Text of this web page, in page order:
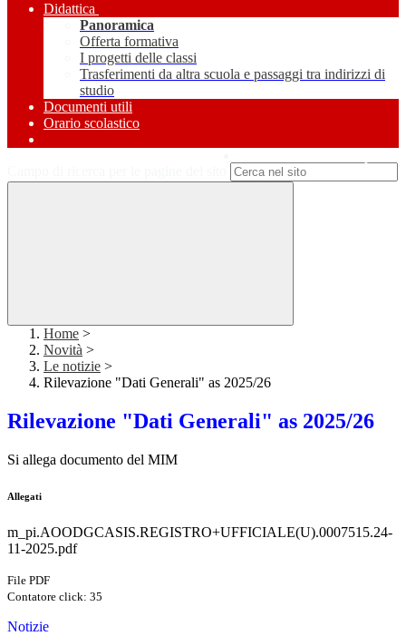
Didattica
Panoramica
Offerta formativa
I progetti delle classi
Trasferimenti da altra scuola e passaggi tra indirizzi di
studio
Documenti utili
Orario scolastico
Home >
Novità >
Le notizie >
Rilevazione "Dati Generali" as 2025/26
Rilevazione "Dati Generali" as 2025/26
Si allega documento del MIM
Allegati
m_pi.AOODGCASIS.REGISTRO+UFFICIALE(U).0007515.24-
11-2025.pdf
File PDF
Contatore click: 35
Notizie